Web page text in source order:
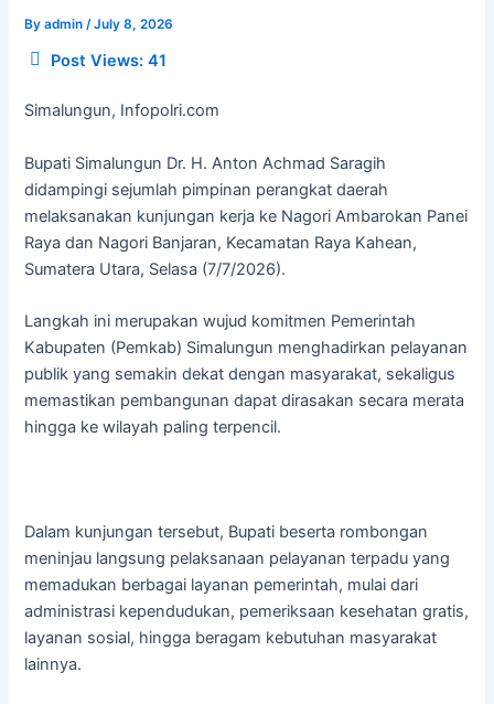
Byadmin /July 8, 2026
Post Views: 41
Simalungun, Infopolri.com
Bupati Simalungun Dr. H. Anton Achmad Saragih
didampingi sejumlah pimpinan perangkat daerah
melaksanakan kunjungan kerja ke Nagori Ambarokan Panei
Raya dan Nagori Banjaran, Kecamatan Raya Kahean,
Sumatera Utara, Selasa (7/7/2026).
Langkah ini merupakan wujud komitmen Pemerintah
Kabupaten (Pemkab) Simalungun menghadirkan pelayanan
publik yang semakin dekat dengan masyarakat, sekaligus
memastikan pembangunan dapat dirasakan secara merata
hingga ke wilayah paling terpencil.
Dalam kunjungan tersebut, Bupati beserta rombongan
meninjau langsung pelaksanaan pelayanan terpadu yang
memadukan berbagai layanan pemerintah, mulai dari
administrasi kependudukan, pemeriksaan kesehatan gratis,
layanan sosial, hingga beragam kebutuhan masyarakat
lainnya.